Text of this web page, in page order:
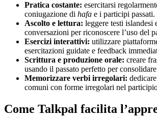
Pratica costante: esercitarsi
coniugazione di hafa e i participi passati.
Ascolto e lettura: leggere testi islandesi
conversazioni per riconoscere l’uso del
Esercizi interattivi: utilizzare
esercitazioni guidate e feedback
Scrittura e produzione orale: creare
usando il passato perfetto per
Memorizzare verbi irregolari:
comuni con forme irregolari nel
Come Talkpal facilita